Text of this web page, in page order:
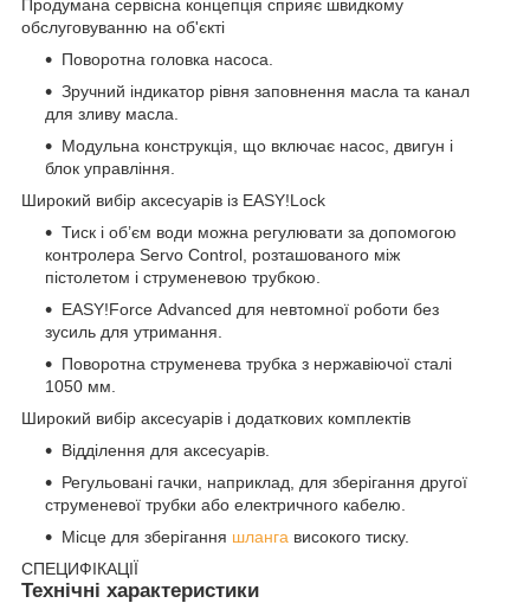
Продумана сервісна концепція сприяє швидкому
обслуговуванню на об'єкті
Поворотна головка насоса.
Зручний індикатор рівня заповнення масла та канал
для зливу масла.
Модульна конструкція, що включає насос, двигун і
блок управління.
Широкий вибір аксесуарів із EASY!Lock
Тиск і об’єм води можна регулювати за допомогою
контролера Servo Control, розташованого між
пістолетом і струменевою трубкою.
EASY!Force Advanced для невтомної роботи без
зусиль для утримання.
Поворотна струменева трубка з нержавіючої сталі
1050 мм.
Широкий вибір аксесуарів і додаткових комплектів
Відділення для аксесуарів.
Регульовані гачки, наприклад, для зберігання другої
струменевої трубки або електричного кабелю.
Місце для зберігання шланга високого тиску.
СПЕЦИФІКАЦІЇ
Технічні характеристики